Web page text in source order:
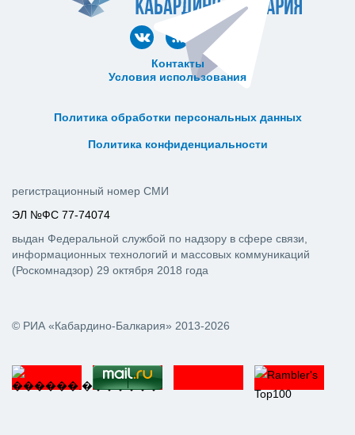
Контакты
Условия использования
Политика обработки персональных данных
Политика конфиденциальности
© РИА «Кабардино-Балкария» 2013-2026
регистрационный номер СМИ
ЭЛ №ФС 77-74074
выдан Федеральной службой по надзору в сфере связи,
информационных технологий и массовых коммуникаций
(Роскомнадзор) 29 октября 2018 года